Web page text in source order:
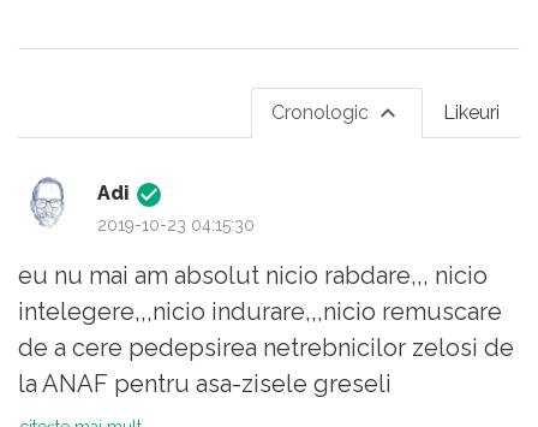
Likeuri
Cronologic
Adi
2019-10-23 04:15:30
eu nu mai am absolut nicio rabdare,,, nicio
intelegere,,,nicio indurare,,,nicio remuscare
de a cere pedepsirea netrebnicilor zelosi de
la ANAF pentru asa-zisele greseli
nevinovate. daca ANAF-ul a blocat un cont